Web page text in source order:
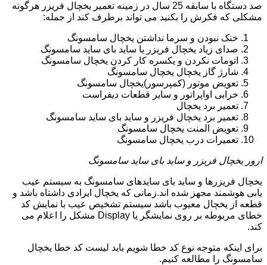
صد دستگاه با سابقه 25 سال در زمینه تعمیر یخچال فریزر هرگونه
مشکلی که فکرش را بکنید می تواند برطرف کند از جمله:
خنک نبودن و سرما نداشتن یخچال سامسونگ
صدای زیاد یخچال فریزر یا ساید بای ساید سامسونگ
اتومات نکردن و یکسره کار کردن یخچال سامسونگ
شارژ گاز یخچال یخچال سامسونگ
تعویض موتور (کمپرسور)یخچال سامسونگ
خرابی اواپراتور و سایر قطعات دیفراست
تعمیر برد یخچال
تعمیر برد یخچال فریزر و ساید بای ساید سامسونگ
تعویض المنت یخچال سامسونگ
تعمیرات درب یخچال سامسونگ
ارور یخچال فریزر و ساید بای ساید سامسونگ
یخچال فریزرها و ساید بای سایدهای سامسونگ به سیستم عیب
یابی هوشمند مجهز شده اند.زمانی که یخچال ایرادی داشتاه باشد و
قطعه از یخچال معیوب باشد سیستم تشخیص عیب با نمایش کد
خطای مربوطه بر روی نمایشگر یا Display مشکل را اعلام می
کند.
برای اینکه متوجه نوع کد خطا شویم باید لیست کد خطا یخچال
سامسونگ را مطالعه کنیم.